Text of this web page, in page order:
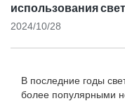
использования
2024/10/28
В последние годы
более популярными